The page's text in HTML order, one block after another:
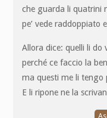
che guarda li quatrini
pe’ vede raddoppiato
Allora dice: quelli li do
perché ce faccio la
ma questi me li tengo
E li ripone ne la